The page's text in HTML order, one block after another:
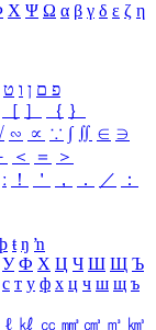
Χ Ψ Ω α β γ δ ε ζ η
פ ם ן ו ט
［ ］ ｛ ｝
∽ ∝ ∵ ∫ ∬ ∈ ∋
＜ ＝
＞
ː ！ ＇ ， ． ／
：
þ ŧ ŋ ŉ
У Ф Х Ц Ч Ш Щ Ъ
с т у ф х ц ч ш щ ъ
ℓ ㎘ ㏄ ㎣ ㎤ ㎥ ㎦